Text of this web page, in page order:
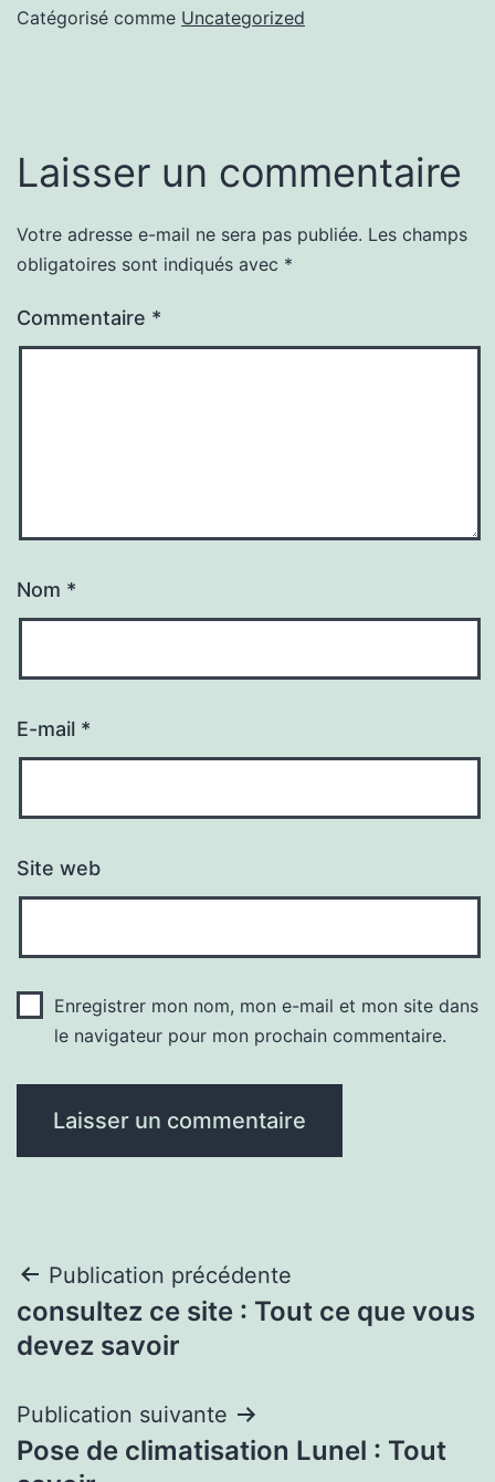
Catégorisé comme Uncategorized
Laisser un commentaire
Votre adresse e-mail ne sera pas publiée. Les champs
obligatoires sont indiqués avec *
Commentaire *
Nom *
E-mail *
Site web
Enregistrer mon nom, mon e-mail et mon site dans
le navigateur pour mon prochain commentaire.
Navigation
de
Publication précédente
consultez ce site : Tout ce que vous
devez savoir
Publication suivante
Pose de climatisation Lunel : Tout